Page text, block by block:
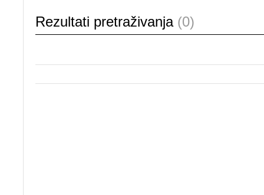
Rezultati pretraživanja (0)